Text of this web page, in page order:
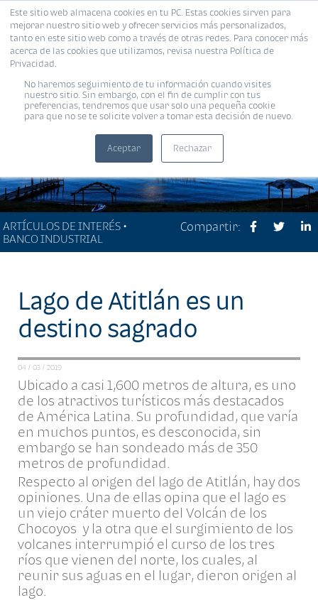
Este sitio web almacena cookies en tu PC. Estas cookies sirven para
mejorar nuestro sitio web y ofrecer servicios más personalizados,
tanto en este sitio web como a través de otras redes. Para conocer más
acerca de las cookies que utilizamos, revisa nuestra Política de
Privacidad.
No haremos seguimiento de tu información cuando visites
nuestro sitio. Sin embargo, con el fin de cumplir con tus
preferencias, tendremos que usar solo una pequeña cookie
para que no se te solicite volver a tomar esta decisión de nuevo.
Aceptar Rechazar
MENÚ
ARTÍCULOS DE INTERÉS •
BANCO INDUSTRIAL
Compartir:
Lago de Atitlán es un
destino sagrado
04 / 03 / 2019
Ubicado a casi 1,600 metros de altura, es uno
de los atractivos turísticos más destacados
de América Latina. Su profundidad, que varía
en muchos puntos, es desconocida, sin
embargo se han sondeado más de 350
metros de profundidad.
Respecto al origen del lago de Atitlán, hay dos
opiniones. Una de ellas opina que el lago es
un viejo cráter muerto del Volcán de los
Chocoyos y la otra que el surgimiento de los
volcanes interrumpió el curso de los tres
ríos que vienen del norte, los cuales, al
reunir sus aguas en el lugar, dieron origen al
lago.